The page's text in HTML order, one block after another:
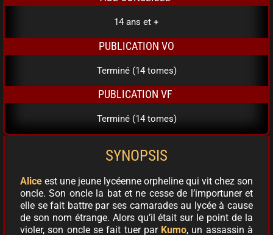
14 ans et +
PUBLICATION VO
Terminé (14 tomes)
PUBLICATION VF
Terminé (14 tomes)
SYNOPSIS
Alice est une jeune lycéenne orpheline qui vit chez son
oncle. Son oncle la bat et ne cesse de l’importuner et
elle se fait battre par ses camarades au lycée à cause
de son nom étrange. Alors qu’il était sur le point de la
violer, son oncle se fait tuer par Kumo, un assassin à